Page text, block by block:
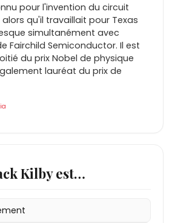
pour l'invention du circuit
alors qu'il travaillait pour Texas
simultanément avec
Fairchild Semiconductor. Il est
du prix Nobel de physique
lauréat du prix de
Kilby est…